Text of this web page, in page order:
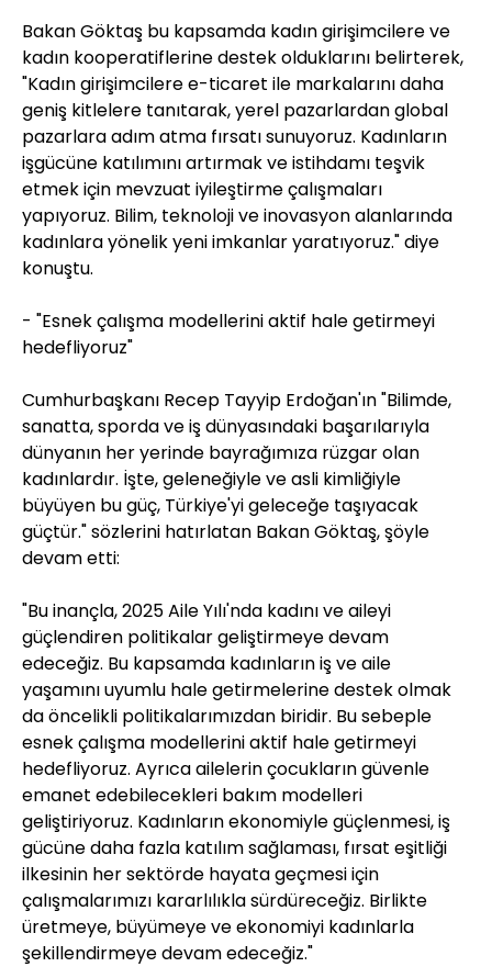
Bakan Göktaş bu kapsamda kadın girişimcilere ve
kadın kooperatiflerine destek olduklarını belirterek,
"Kadın girişimcilere e-ticaret ile markalarını daha
geniş kitlelere tanıtarak, yerel pazarlardan global
pazarlara adım atma fırsatı sunuyoruz. Kadınların
işgücüne katılımını artırmak ve istihdamı teşvik
etmek için mevzuat iyileştirme çalışmaları
yapıyoruz. Bilim, teknoloji ve inovasyon alanlarında
kadınlara yönelik yeni imkanlar yaratıyoruz." diye
konuştu.
- "Esnek çalışma modellerini aktif hale getirmeyi
hedefliyoruz"
Cumhurbaşkanı Recep Tayyip Erdoğan'ın "Bilimde,
sanatta, sporda ve iş dünyasındaki başarılarıyla
dünyanın her yerinde bayrağımıza rüzgar olan
kadınlardır. İşte, geleneğiyle ve asli kimliğiyle
büyüyen bu güç, Türkiye'yi geleceğe taşıyacak
güçtür." sözlerini hatırlatan Bakan Göktaş, şöyle
devam etti:
"Bu inançla, 2025 Aile Yılı'nda kadını ve aileyi
güçlendiren politikalar geliştirmeye devam
edeceğiz. Bu kapsamda kadınların iş ve aile
yaşamını uyumlu hale getirmelerine destek olmak
da öncelikli politikalarımızdan biridir. Bu sebeple
esnek çalışma modellerini aktif hale getirmeyi
hedefliyoruz. Ayrıca ailelerin çocukların güvenle
emanet edebilecekleri bakım modelleri
geliştiriyoruz. Kadınların ekonomiyle güçlenmesi, iş
gücüne daha fazla katılım sağlaması, fırsat eşitliği
ilkesinin her sektörde hayata geçmesi için
çalışmalarımızı kararlılıkla sürdüreceğiz. Birlikte
üretmeye, büyümeye ve ekonomiyi kadınlarla
şekillendirmeye devam edeceğiz."